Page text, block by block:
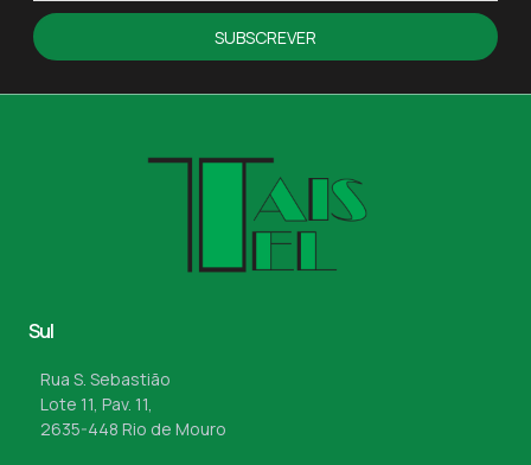
SUBSCREVER
Sul
Rua S. Sebastião
Lote 11, Pav. 11,
2635-448 Rio de Mouro